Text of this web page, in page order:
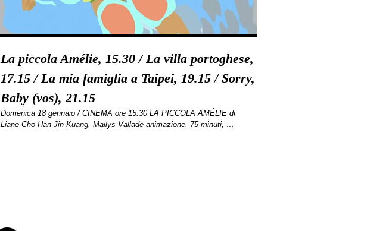
La piccola Amélie, 15.30 / La villa portoghese,
17.15 / La mia famiglia a Taipei, 19.15 / Sorry,
Baby (vos), 21.15
Domenica 18 gennaio / CINEMA ore 15.30 LA PICCOLA AMÉLIE di
Liane-Cho Han Jin Kuang, Mailys Vallade animazione, 75 minuti, …